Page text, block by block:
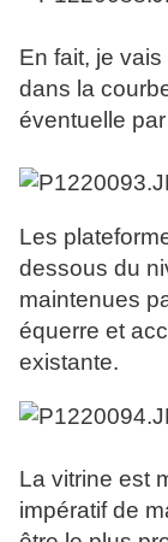
En fait, je
dans la
éventuelle
Les
dessous du
maintenues
équerre et
existante.
La vitrine est
impératif de